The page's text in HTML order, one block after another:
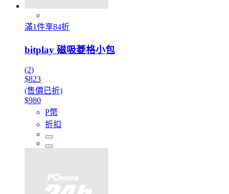
滿1件享84折
bitplay 磁吸菱格小包
(2)
$823
(售價已折)
$980
P幣
折扣